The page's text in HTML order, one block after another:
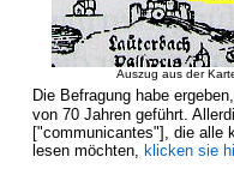
Auszug aus der
Die Befragung habe
von 70 Jahren geführt.
["communicantes"], die alle
lesen möchten, klicken sie